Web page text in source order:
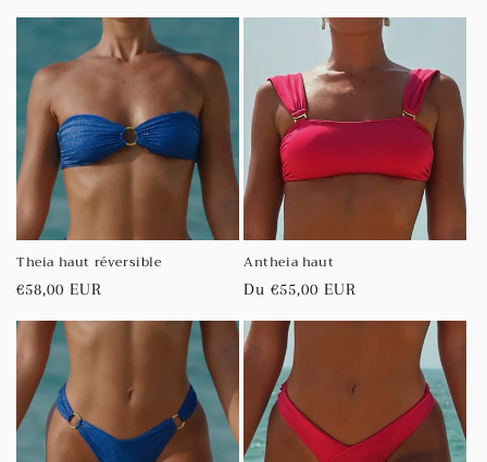
Theia haut réversible
Prix
€58,00 EUR
Antheia haut
Prix
Du €55,00 EUR